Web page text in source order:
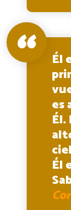
Él
es
Él